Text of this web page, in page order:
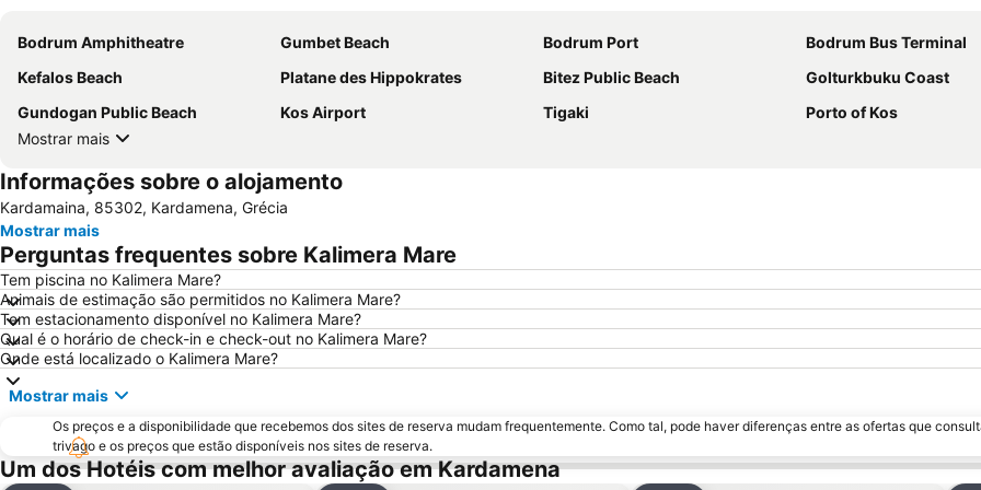
Bodrum Amphitheatre Gumbet Beach Bodrum Port
Bodrum Bus Terminal
Kefalos Beach
Platane des Hippokrates Bitez Public Beach
Golturkbuku Coast
Gundogan Public Beach
Kos Airport Tigaki
Porto of Kos
Mostrar mais
Informações sobre o alojamento
Kardamaina, 85302, Kardamena, Grécia
Mostrar mais
Perguntas frequentes sobre Kalimera Mare
Tem piscina no Kalimera Mare?
Animais de estimação são permitidos no Kalimera Mare?
Tem estacionamento disponível no Kalimera Mare?
Qual é o horário de check-in e check-out no Kalimera Mare?
Onde está localizado o Kalimera Mare?
Mostrar mais
Os preços e a disponibilidade que recebemos dos sites de reserva mudam frequentemente. Como tal, pode haver diferenças entre as ofertas que
trivago e os preços que estão disponíveis nos sites de reserva.
Um dos Hotéis com melhor avaliação em Kardamena